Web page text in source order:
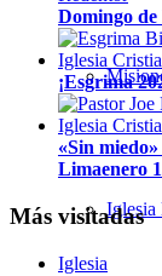
Iglesia
Domingo
¡Esgrima
«Sin
Limaenero
Más visitadas
Iglesia